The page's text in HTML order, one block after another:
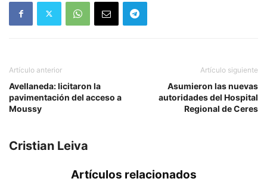
Artículo anterior
Avellaneda: licitaron la
pavimentación del acceso a
Moussy
Artículo siguiente
Asumieron las nuevas
autoridades del Hospital
Regional de Ceres
Cristian Leiva
Artículos relacionados